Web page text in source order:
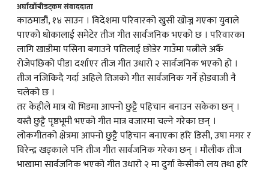
अर्घाखाँचीडट्कम संवाददाता
काठमाडौं, १४ साउन । विदेशमा परिवारको खुसी खोज्न गएका युवाले
पाएको धोकालाई समेटेर तीज गीत सार्वजनिक भएको छ । परिवारका
लागि खाडीमा पसिना बगाउने पतिलाई छोडेर गाउँमा पत्नीले अर्कै
रोजेपछिको पीडा दर्शाएर तीज गीत उधारो २ सार्वजनिक भएको हो ।
तीज नजिकिदै गर्दा अहिले तिजको गीत सार्वजनिक गर्ने होडवाजी नै
चलेको छ ।
तर केहीले मात्र यो भिडमा आफ्नो छुट्टै पहिचान बनाउन सकेका छन् ।
यस्तै छुट्टै पृष्ठभूमी भएको गीत मात्र वजारमा चल्ने गरेका छन् ।
लोकगीतको क्षेत्रमा आफ्नो छुट्टै पहिचान बनाएका हरि डिसी, उषा मगर र
विरेन्द्र खड्काले पनि तीज गीत सार्वजनिक गरेका छन् । मौलीक तीज
भाखामा सार्वजनिक भएको गीत उधारो २ मा दुर्गा केसीको लय तथा हरि